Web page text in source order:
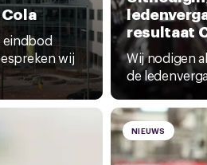
eindbod
wij
resultaat
Wij nodigen
de
NIEUWS